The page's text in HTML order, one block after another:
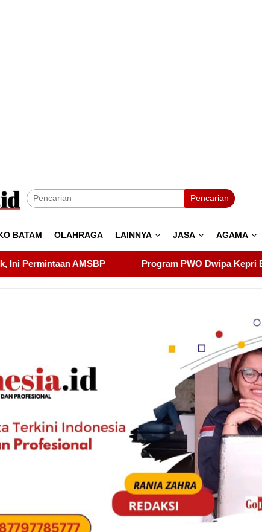
Pencarian
BATAM OLAHRAGA LAINNYA JASA AGAMA
Program PWO Dwipa Kepri Berbagi, Wujud Kepedulian